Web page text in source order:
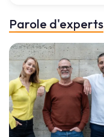
Parole d'experts